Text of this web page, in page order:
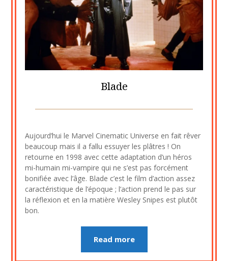
Blade
10
novembre
2020
Aujourd’hui le Marvel Cinematic Universe en fait rêver
beaucoup mais il a fallu essuyer les plâtres ! On
retourne en 1998 avec cette adaptation d’un héros
mi-humain mi-vampire qui ne s’est pas forcément
bonifiée avec l’âge. Blade c’est le film d’action assez
caractéristique de l’époque ; l’action prend le pas sur
la réflexion et en la matière Wesley Snipes est plutôt
bon.
Read more